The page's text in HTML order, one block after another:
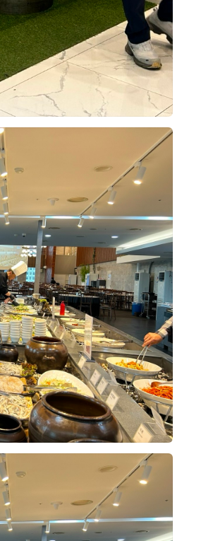
오펠리스 스토리
Ofelis Story